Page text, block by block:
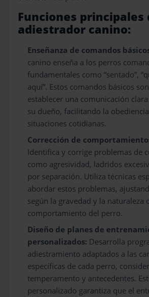
Funciones principales
adiestrador canino:
Enseñanza de comandos
canino enseña a los perros
fundamentales como “sentado”,
aquí”. Estos comandos básicos
establecer una comunicación
su dueño, facilitando la
situaciones cotidianas.
Corrección de
Identifica y corrige problemas de
como agresividad, ladridos
por separación. Utiliza técnicas
abordar estos problemas,
según la gravedad y la naturaleza
comportamiento del perro.
Diseño de planes de
personalizados: Desarrolla
adiestramiento adaptados a las
específicas de cada perro,
temperamento y antecedentes.
personalizado garantiza que el